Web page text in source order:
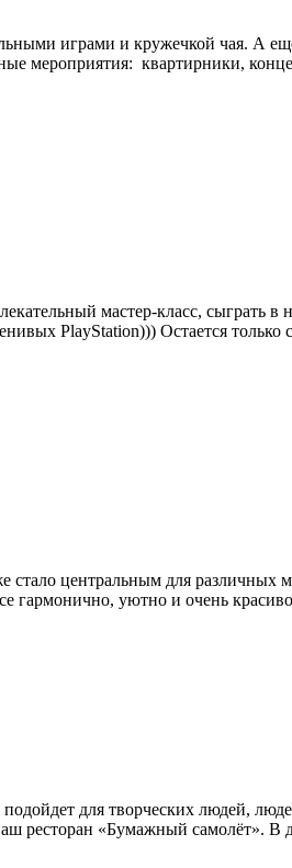
играми и кружечкой чая. А
мероприятия: квартирники,
мастер-класс, сыграть в
PlayStation))) Остается только
центральным для различных
гармонично, уютно и очень
для творческих людей,
ресторан «Бумажный самолёт». В